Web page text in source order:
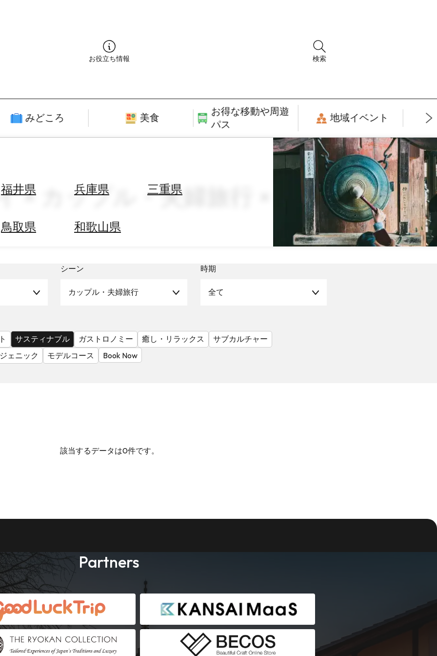
お役立ち情報 検索
みどころ 美食
お得な移動や周遊
パス
地域イベント
福井県 兵庫県 三重県
鳥取県 和歌山県
× カップル・夫婦旅行 × サスティナ
シーン
カップル・夫婦旅行
時期
全て
サスティナブル ガストロノミー 癒し・リラックス
サブカルチャー
ェニック
モデルコース Book Now
該当するデータは0件です。
Partners